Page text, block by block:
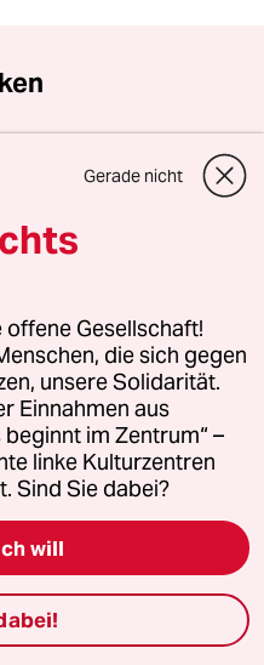
bei den kommenden
stark rechtsextreme
sind. Gerade jetzt
Solidarität. Auch
die sich vor Ort
einsetzen. Die taz
beginnt im
bundesweit
und baut einen
Schutz und Erhalt
braucht guten, frei
– und
Finden Sie
und unterstützen Sie
Gerade nicht
Gesellschaft!
die sich gegen
unsere Solidarität.
Einnahmen aus
im Zentrum“ –
linke Kulturzentren
Sind Sie dabei?
will